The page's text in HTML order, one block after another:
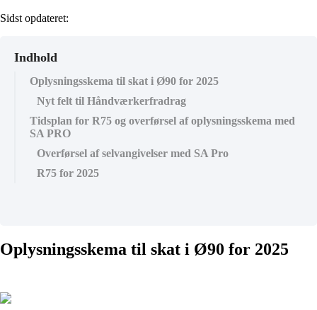
Sidst opdateret:
Indhold
Oplysningsskema til skat i Ø90 for 2025
Nyt felt til Håndværkerfradrag
Tidsplan for R75 og overførsel af oplysningsskema med
SA PRO
Overførsel af selvangivelser med SA Pro
R75 for 2025
Oplysningsskema til skat i Ø90 for 2025